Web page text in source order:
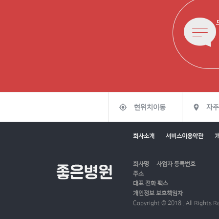
gps_fixed 현위치이동  자
회사소개 서비스이용약관
회사명
사업자 등록번호
주소
대표 전화 팩스
개인정보 보호책임자
Copyright © 2018 . All Rights